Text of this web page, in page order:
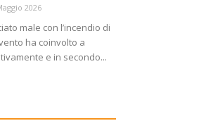
2026
male con l’incendio di
ha coinvolto a
e in secondo...